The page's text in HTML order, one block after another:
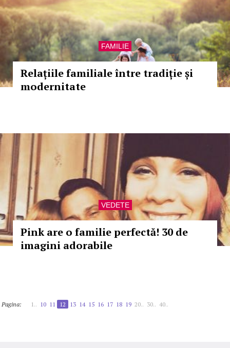
FAMILIE
Relațiile familiale între tradiție și
modernitate
VEDETE
Pink are o familie perfectă! 30 de
imagini adorabile
Pagina: 1.. 10 11 12 13 14 15 16 17 18 19 20.. 30.. 40..